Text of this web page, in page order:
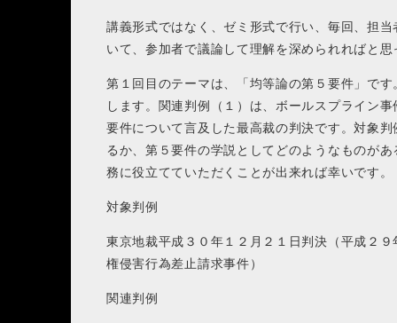
講義形式ではなく、ゼミ形式で行い、毎回、担
いて、参加者で議論して理解を深められればと
第１回目のテーマは、「均等論の第５要件」で
します。関連判例（１）は、ボールスプライン
要件について言及した最高裁の判決です。対象
るか、第５要件の学説としてどのようなものが
務に役立てていただくことが出来れば幸いです。
対象判例
東京地裁平成３０年１２月２１日判決（平成２
権侵害行為差止請求事件）
関連判例